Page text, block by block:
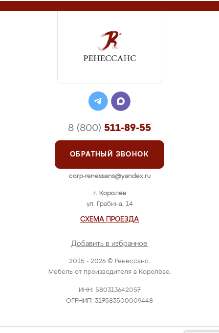
2015 - 2026 © Ренессанс.
Мебель от производителя в Королёве.
ИНН: 580313642057
ОГРНИП: 317583500009448
г. Королёв
ул. Грабина, 14
СХЕМА ПРОЕЗДА
Добавить в избранное
8 (800) 511-89-55
ОБРАТНЫЙ ЗВОНОК
corp-renessans@yandex.ru